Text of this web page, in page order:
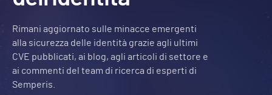
Rimani aggiornato sulle minacce emergenti
alla sicurezza delle identità grazie agli ultimi
CVE pubblicati, ai blog, agli articoli di settore e
ai commenti del team di ricerca di esperti di
Semperis.